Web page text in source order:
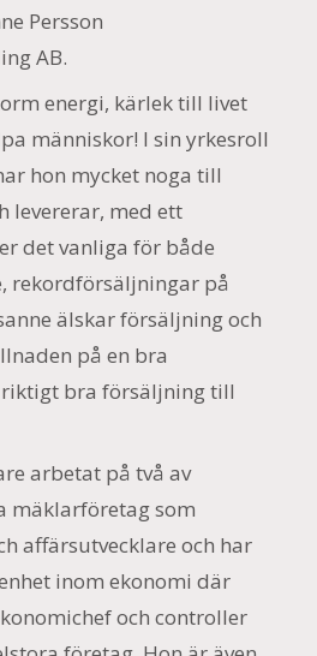
Persson
AB.
energi, kärlek till livet
människor! I sin yrkesroll
hon mycket noga till
levererar, med ett
det vanliga för både
rekordförsäljningar på
älskar försäljning och
på en bra
bra försäljning till
arbetat på två av
mäklarföretag som
affärsutvecklare och har
inom ekonomi där
och controller